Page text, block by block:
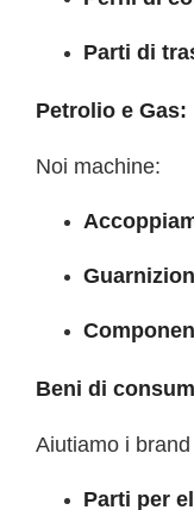
Parti di
Petrolio e Gas:
Noi machine:
Beni di
Aiutiamo i
Parti per